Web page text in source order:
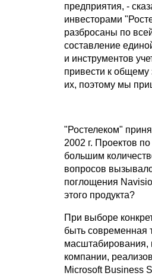
предприятия, -
инвесторами
разбросаны по
составление
и инструментов
привести к общему
их, поэтому мы
"Ростелеком"
2002 г. Проектов
большим
вопросов
поглощения
этого продукта?
При выборе
быть современная
масштабирования,
компании,
Microsoft Business